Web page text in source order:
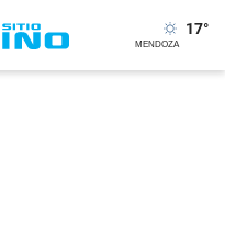
17°